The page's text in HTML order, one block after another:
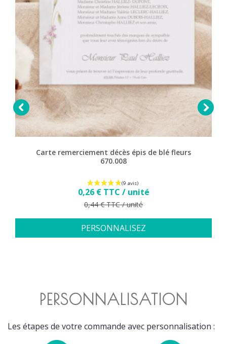

Carte remerciement décès épis de blé fleurs
670.008
Prix
0,26 € TTC / unité
Prix de base
0,44 € TTC / unité
PERSONNALISEZ

PERSONNALISATION
Les étapes de votre commande avec personnalisation :